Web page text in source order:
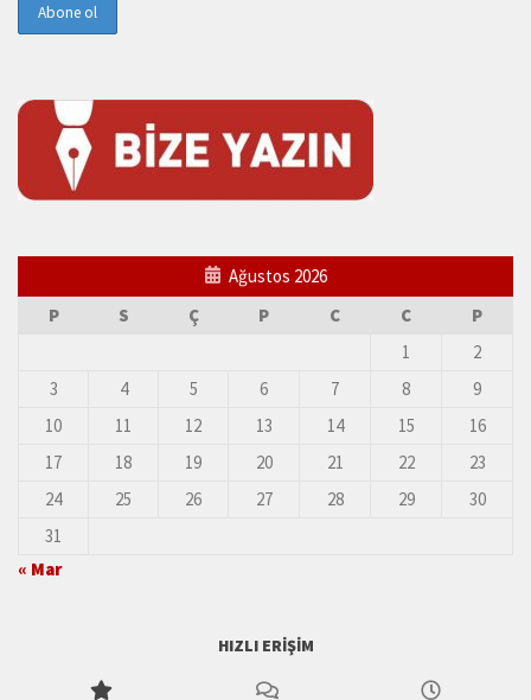
Ağustos 2026
P
S Ç P C C
P
1
2
3
4 5 6 7 8
9
10
11 12 13 14 15
16
17
18 19 20 21 22
23
24
25 26 27 28 29
30
31
« Mar
HIZLI ERIŞIM